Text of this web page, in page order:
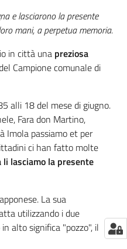
e lasciarono la presente
mani, a perpetua memoria.
in città una preziosa
Campione comunale di
alli 18 del mese di giugno.
Fara don Martino,
Imola passiamo et per
ci han fatto molte
li lasciamo la presente
La sua
utilizzando i due
alto significa "pozzo", il